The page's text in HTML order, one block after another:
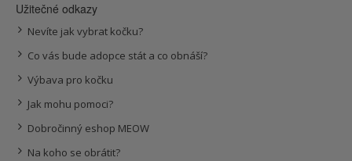
Užitečné odkazy
Nevíte jak vybrat kočku?
Co vás bude adopce stát a co obnáší?
Výbava pro kočku
Jak mohu pomoci?
Dobročinný eshop MEOW
Na koho se obrátit?